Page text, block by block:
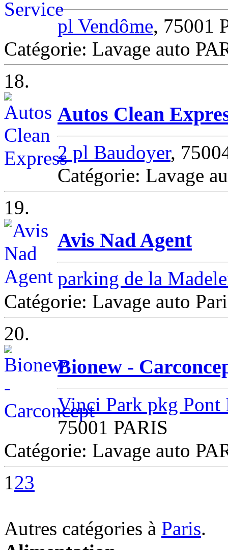
pl Vendôme, 75001
Catégorie: Lavage auto
18.
Autos Clean
2 pl Baudoyer,
Catégorie: Lavage
19.
Avis Nad Agent
parking de la
Catégorie: Lavage auto
20.
Bionew -
Vinci Park pkg Pont
75001 PARIS
Catégorie: Lavage auto
123
Autres catégories à Paris.